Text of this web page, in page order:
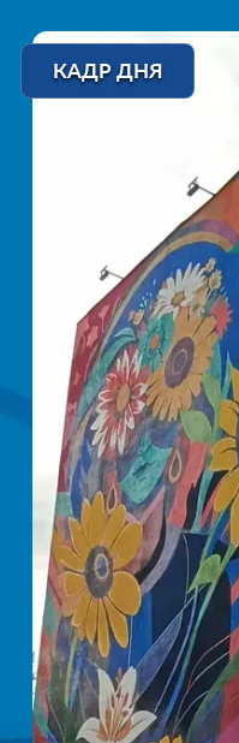
КАДР ДНЯ